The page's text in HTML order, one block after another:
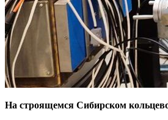
На строящемся Сибирском